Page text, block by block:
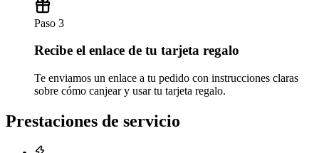
Paso 3
Recibe el enlace de tu tarjeta regalo
Te enviamos un enlace a tu pedido con instrucciones claras
sobre cómo canjear y usar tu tarjeta regalo.
Prestaciones de servicio